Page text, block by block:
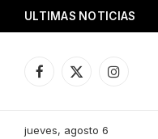
ULTIMAS NOTICIAS
Facebook
X
Instagram
jueves, agosto 6